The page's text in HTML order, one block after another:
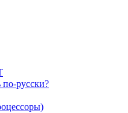
русски?